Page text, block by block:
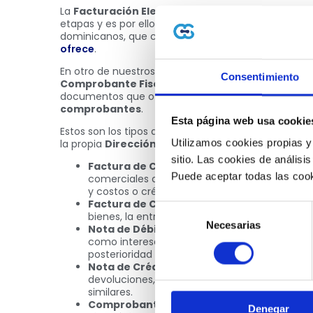
Consentimiento
Esta página web usa
Utilizamos cookies propias
sitio. Las cookies de
Puede aceptar todas las
Selección
de
consentimiento
Necesarias
Denegar
La Facturación Electrónica en República
etapas y es por ello que aún pueden surgir algunas
dominicanos, que comienzan a migrar a este
ofrece.
En otro de nuestros artículos,
te dimos una
Comprobante Fiscal Electrónico (e-CF), pero
documentos que ofrece este archivo tan
comprobantes.
Estos son los tipos de Comprobantes Fiscales
la propia Dirección General de Impuestos
Factura de Crédito Fiscal Electrónica
comerciales de compra y venta de bienes y/
y costos o crédito fiscal para efecto tributario.
Factura de Consumo Electrónica (Tipo
bienes, la entrega en uso o la prestación de
Nota de Débito Electrónica (Tipo 33):
como intereses por mora, fletes u otros,
posterioridad a la emisión de comprobantes
Nota de Crédito Electrónica (Tipo 34):
devoluciones, conceder descuentos y
similares.
Comprobante Electrónico de Compras